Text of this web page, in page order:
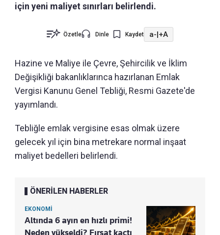
için yeni maliyet sınırları belirlendi.
Özetle Dinle Kaydet a-|+A
Hazine ve Maliye ile Çevre, Şehircilik ve İklim
Değişikliği bakanlıklarınca hazırlanan Emlak
Vergisi Kanunu Genel Tebliği, Resmi Gazete'de
yayımlandı.
Tebliğle emlak vergisine esas olmak üzere
gelecek yıl için bina metrekare normal inşaat
maliyet bedelleri belirlendi.
ÖNERİLEN HABERLER
EKONOMİ
Altında 6 ayın en hızlı primi!
Neden yükseldi? Fırsat kaçtı